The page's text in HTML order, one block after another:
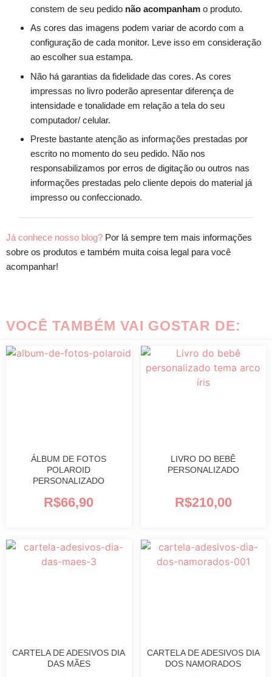
constem de seu pedido não acompanham o produto.
As cores das imagens podem variar de acordo com a
configuração de cada monitor. Leve isso em consideração
ao escolher sua estampa.
Não há garantias da fidelidade das cores. As cores
impressas no livro poderão apresentar diferença de
intensidade e tonalidade em relação a tela do seu
computador/ celular.
Preste bastante atenção as informações prestadas por
escrito no momento do seu pedido. Não nos
responsabilizamos por erros de digitação ou outros nas
informações prestadas pelo cliente depois do material já
impresso ou confeccionado.
Já conhece nosso blog? Por lá sempre tem mais informações
sobre os produtos e também muita coisa legal para você
acompanhar!
VOCÊ TAMBÉM VAI GOSTAR DE:
ÁLBUM DE FOTOS
POLAROID
PERSONALIZADO
R$66,90
LIVRO DO BEBÊ
PERSONALIZADO
R$210,00
CARTELA DE ADESIVOS DIA
DAS MÃES
CARTELA DE ADESIVOS DIA
DOS NAMORADOS